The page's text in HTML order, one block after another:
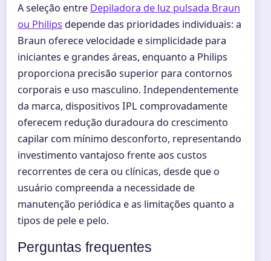
A seleção entre Depiladora de luz pulsada Braun
ou Philips depende das prioridades individuais: a
Braun oferece velocidade e simplicidade para
iniciantes e grandes áreas, enquanto a Philips
proporciona precisão superior para contornos
corporais e uso masculino. Independentemente
da marca, dispositivos IPL comprovadamente
oferecem redução duradoura do crescimento
capilar com mínimo desconforto, representando
investimento vantajoso frente aos custos
recorrentes de cera ou clínicas, desde que o
usuário compreenda a necessidade de
manutenção periódica e as limitações quanto a
tipos de pele e pelo.
Perguntas frequentes